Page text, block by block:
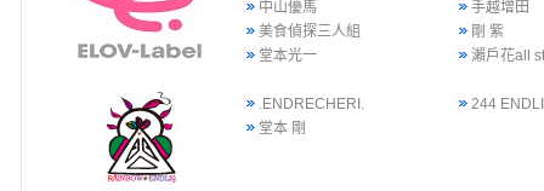
中山優馬
手越增田
美食偵探三人組
剛 紫
堂本光一
瀨戶花all
.ENDRECHERI.
244
堂本 剛